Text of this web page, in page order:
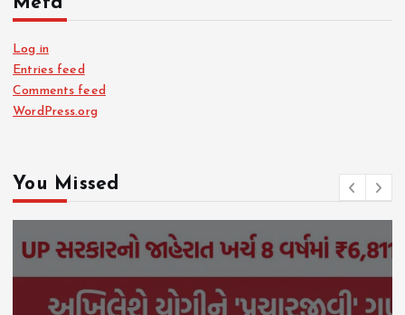
Log in
Entries feed
Comments feed
WordPress.org
You Missed